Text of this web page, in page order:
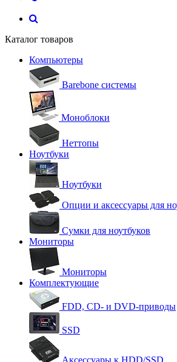
Каталог товаров
Компьютеры
Barebone системы
Моноблоки
Неттопы
Ноутбуки
Ноутбуки
Опции и аксессуары для
Сумки для ноутбуков
Мониторы
Мониторы
Комплектующие
FDD, CD- и DVD-приводы
SSD
Аксессуары к HDD/SSD